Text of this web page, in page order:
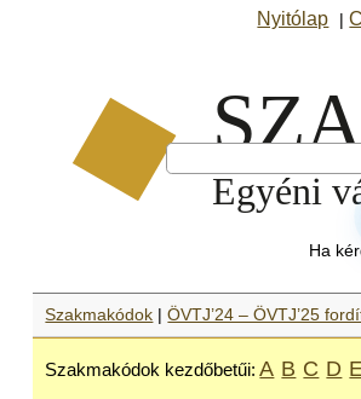
Nyitólap |
Ha
Szakmakódok |ÖVTJ’24 – ÖVTJ’25
Szakmakódok kezdőbetűi: A B C D